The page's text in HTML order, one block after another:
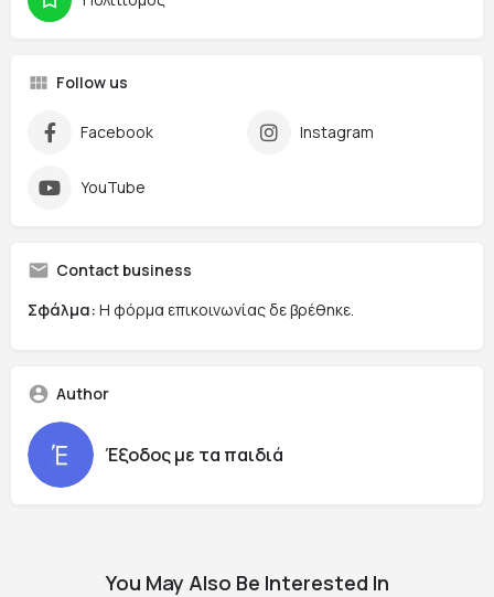
Follow us
Facebook Instagram
YouTube
Contact business
Σφάλμα: Η φόρμα επικοινωνίας δε βρέθηκε.
Author
Έξοδος με τα παιδιά
You May Also Be Interested In